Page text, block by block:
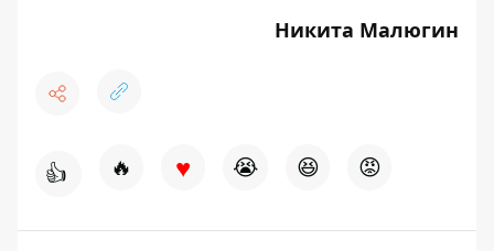
Никита Малюгин
👍 🔥 ♥ 😭 😆 😡